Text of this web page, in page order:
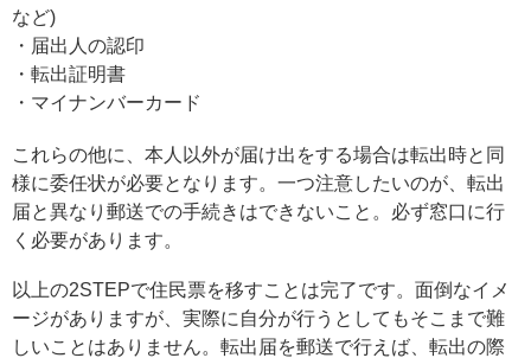
など)
・届出人の認印
・転出証明書
・マイナンバーカード
これらの他に、本人以外が届け出をする場合は転出時と同
様に委任状が必要となります。一つ注意したいのが、転出
届と異なり郵送での手続きはできないこと。必ず窓口に行
く必要があります。
以上の2STEPで住民票を移すことは完了です。面倒なイメ
ージがありますが、実際に自分が行うとしてもそこまで難
しいことはありません。転出届を郵送で行えば、転出の際